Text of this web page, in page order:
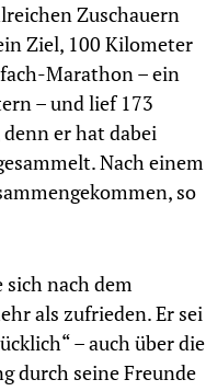
Zuschauern
Ziel, 100 Kilometer
Marathon – ein
– und lief 173
er hat dabei
Nach einem
so
sich nach dem
als zufrieden. Er sei
– auch über die
durch seine Freunde